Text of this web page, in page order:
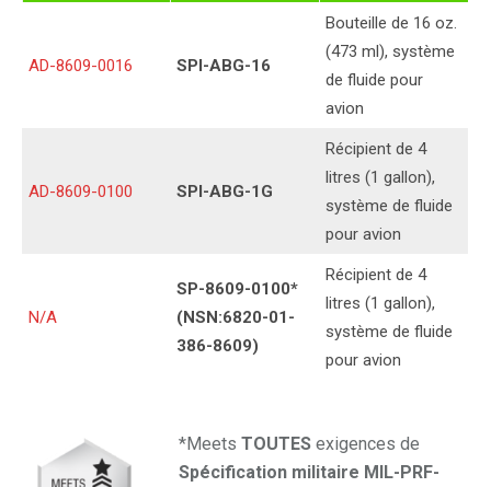
AD-8609-0016 SPI-ABG-16
Bouteille de 16 oz.
(473 ml), système
de fluide pour
avion
AD-8609-0100 SPI-ABG-1G
Récipient de 4
litres (1 gallon),
système de fluide
pour avion
N/A
SP-8609-0100*
(NSN:6820-01-
386-8609)
Récipient de 4
litres (1 gallon),
système de fluide
pour avion
*Meets TOUTES exigences de
Spécification militaire MIL-PRF-